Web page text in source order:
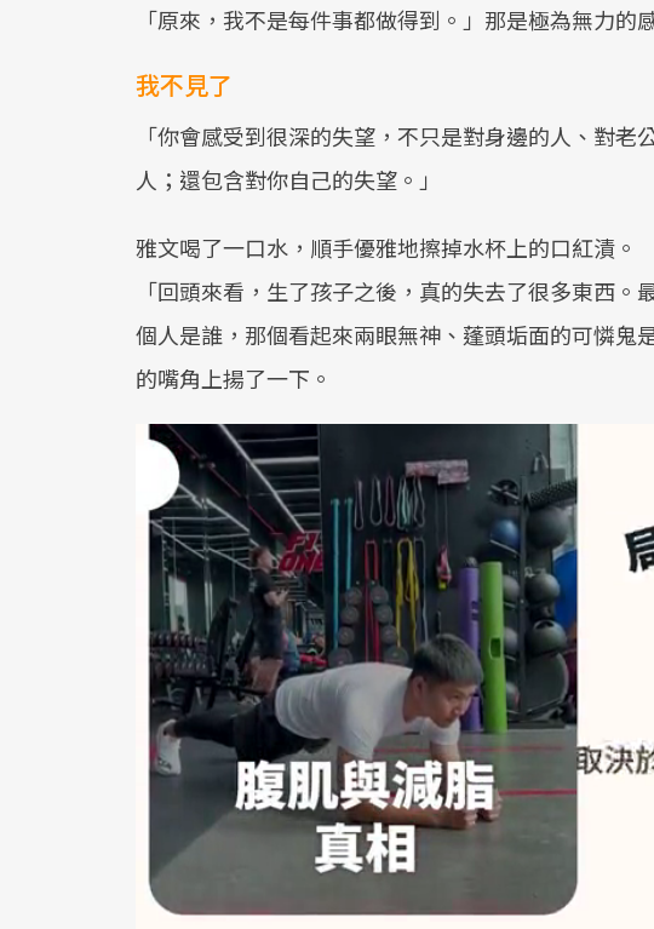
「原來，我不是每件事都做得到。」那是極為無力的
我不見了
「你會感受到很深的失望，不只是對身邊的人、對
人；還包含對你自己的失望。」
雅文喝了一口水，順手優雅地擦掉水杯上的口紅漬。
「回頭來看，生了孩子之後，真的失去了很多東西
個人是誰，那個看起來兩眼無神、蓬頭垢面的可憐鬼
的嘴角上揚了一下。